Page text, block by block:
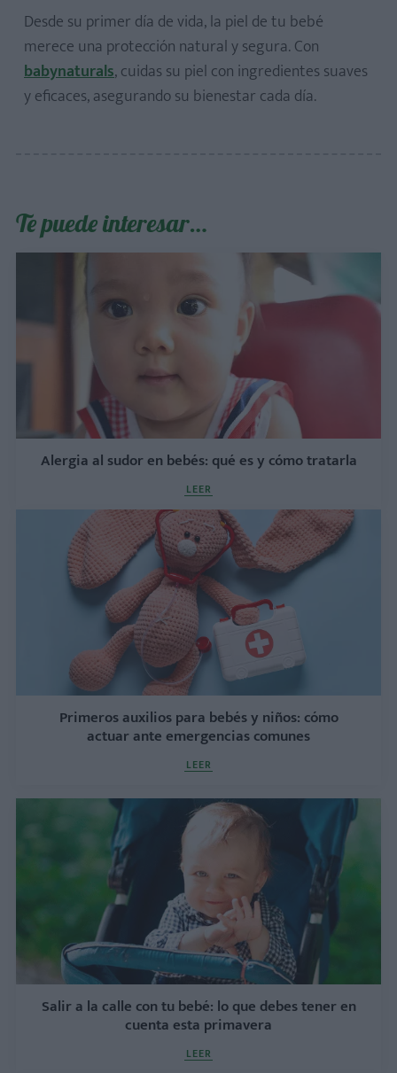
Desde su primer día de vida, la piel de tu bebé
merece una protección natural y segura. Con
babynaturals, cuidas su piel con ingredientes suaves
y eficaces, asegurando su bienestar cada día.
Te puede interesar…
Alergia al sudor en bebés: qué es y cómo tratarla
LEER
Primeros auxilios para bebés y niños: cómo
actuar ante emergencias comunes
LEER
Salir a la calle con tu bebé: lo que debes tener en
cuenta esta primavera
LEER